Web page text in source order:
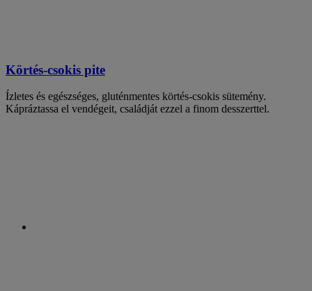
Körtés-csokis pite
Ízletes és egészséges, gluténmentes körtés-csokis sütemény.
Kápráztassa el vendégeit, családját ezzel a finom desszerttel.